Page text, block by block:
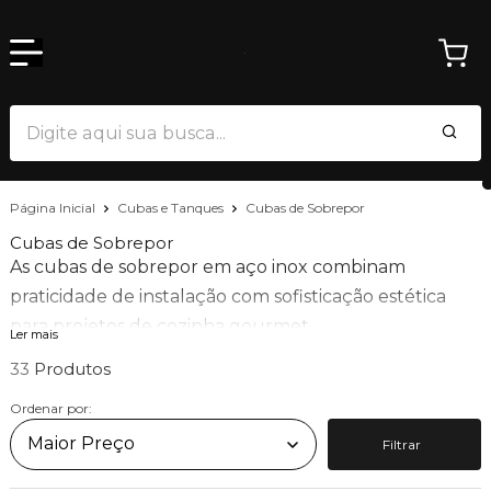
Página Inicial Cubas e Tanques Cubas de Sobrepor
Cubas de Sobrepor
As cubas de sobrepor em aço inox combinam
praticidade de instalação com sofisticação estética
para projetos de cozinha gourmet.
Projetadas para ter suas bordas apoiadas diretamente
sobre a bancada, elas protegem as margens da pedra
contra impactos e garantem excelente vedação.
Na Calha Úmida, você encontra modelos funcionais e
Ler mais
33
Ordenar por:
Filtrar